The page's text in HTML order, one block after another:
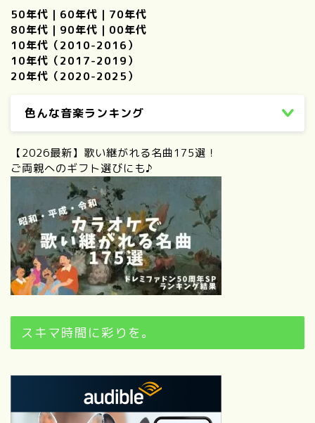
50年代 ｜ 60年代 ｜ 70年代
80年代 ｜ 90年代 ｜ 00年代
10年代（2010-2016）
10年代（2017-2019）
20年代（2020-2025）
色んな音楽ランキング
【2026最新】歌い継がれる名曲175選！
ご両親へのギフト選びにも♪
スキマ時間に彩りを。